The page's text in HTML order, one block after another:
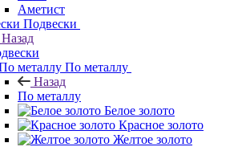
Аметист
Подвески
Назад
По металлу
Назад
По металлу
Белое золото
Красное золото
Желтое золото